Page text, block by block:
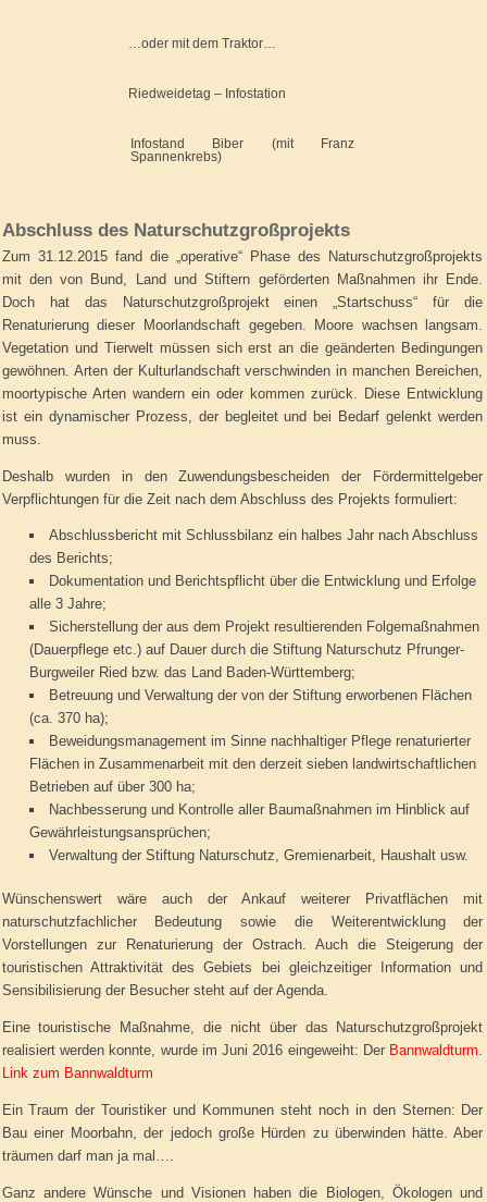
…oder mit dem Traktor…
Riedweidetag – Infostation
Infostand Biber (mit Franz
Spannenkrebs)
Abschluss des Naturschutzgroßprojekts
Zum 31.12.2015 fand die „operative“ Phase des Naturschutzgroßprojekts
mit den von Bund, Land und Stiftern geförderten Maßnahmen ihr Ende.
Doch hat das Naturschutzgroßprojekt einen „Startschuss“ für die
Renaturierung dieser Moorlandschaft gegeben. Moore wachsen langsam.
Vegetation und Tierwelt müssen sich erst an die geänderten Bedingungen
gewöhnen. Arten der Kulturlandschaft verschwinden in manchen Bereichen,
moortypische Arten wandern ein oder kommen zurück. Diese Entwicklung
ist ein dynamischer Prozess, der begleitet und bei Bedarf gelenkt werden
muss.
Deshalb wurden in den Zuwendungsbescheiden der Fördermittelgeber
Verpflichtungen für die Zeit nach dem Abschluss des Projekts formuliert:
Abschlussbericht mit Schlussbilanz ein halbes Jahr nach Abschluss
des Berichts;
Dokumentation und Berichtspflicht über die Entwicklung und Erfolge
alle 3 Jahre;
Sicherstellung der aus dem Projekt resultierenden Folgemaßnahmen
(Dauerpflege etc.) auf Dauer durch die Stiftung Naturschutz Pfrunger-
Burgweiler Ried bzw. das Land Baden-Württemberg;
Betreuung und Verwaltung der von der Stiftung erworbenen Flächen
(ca. 370 ha);
Beweidungsmanagement im Sinne nachhaltiger Pflege renaturierter
Flächen in Zusammenarbeit mit den derzeit sieben landwirtschaftlichen
Betrieben auf über 300 ha;
Nachbesserung und Kontrolle aller Baumaßnahmen im Hinblick auf
Gewährleistungsansprüchen;
Verwaltung der Stiftung Naturschutz, Gremienarbeit, Haushalt usw.
Wünschenswert wäre auch der Ankauf weiterer Privatflächen mit
naturschutzfachlicher Bedeutung sowie die Weiterentwicklung der
Vorstellungen zur Renaturierung der Ostrach. Auch die Steigerung der
touristischen Attraktivität des Gebiets bei gleichzeitiger Information und
Sensibilisierung der Besucher steht auf der Agenda.
Eine touristische Maßnahme, die nicht über das Naturschutzgroßprojekt
realisiert werden konnte, wurde im Juni 2016 eingeweiht: Der Bannwaldturm.
Link zum Bannwaldturm
Ein Traum der Touristiker und Kommunen steht noch in den Sternen: Der
Bau einer Moorbahn, der jedoch große Hürden zu überwinden hätte. Aber
träumen darf man ja mal….
Ganz andere Wünsche und Visionen haben die Biologen, Ökologen und